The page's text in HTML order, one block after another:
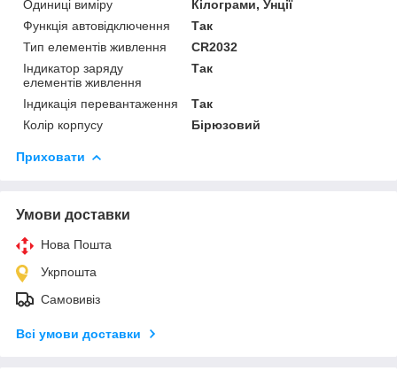
Одиниці виміру
Кілограми, Унції
Функція автовідключення
Так
Тип елементів живлення
CR2032
Індикатор заряду
елементів живлення
Так
Індикація перевантаження
Так
Колір корпусу
Бірюзовий
Приховати
Умови доставки
Нова Пошта
Укрпошта
Самовивіз
Всі умови доставки